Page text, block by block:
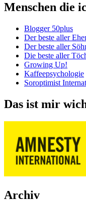
Menschen die
Blogger 50plus
Der beste aller
Der beste aller
Die beste aller
Growing Up!
Kaffeepsychologie
Soroptimist
Das ist mir
Archiv